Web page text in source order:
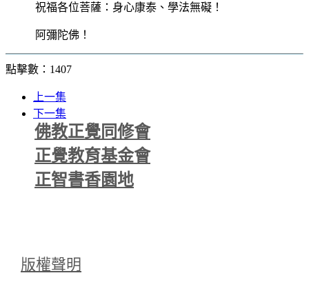
祝福各位菩薩：身心康泰、學法無礙！
阿彌陀佛！
點擊數：1407
上一集
下一集
佛教正覺同修會
正覺教育基金會
正智書香園地
版權聲明